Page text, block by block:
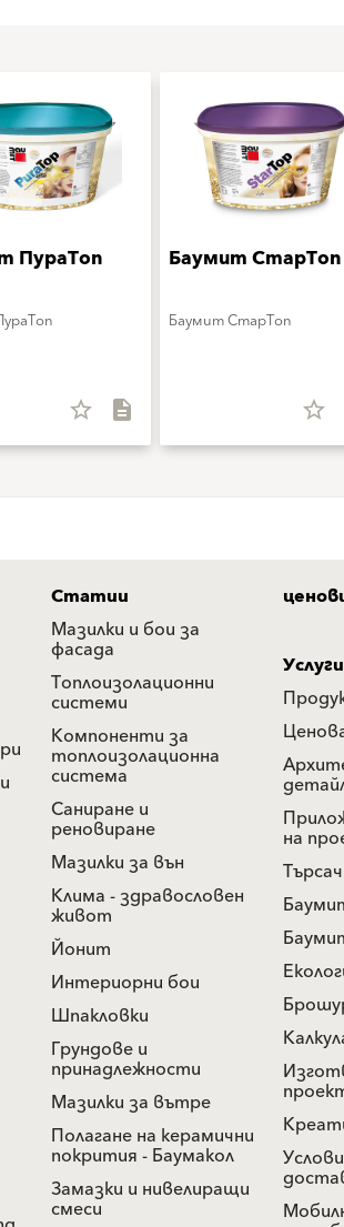
ПураТоп
star_border description
Баумит СтарТоп
Баумит СтарТоп
star_border
Статии
Мазилки и бои за
фасада
Топлоизолационни
системи
Компоненти за
топлоизолационна
система
Саниране и
реновиране
Мазилки за вън
Клима - здравословен
живот
Йонит
Интериорни бои
Шпакловки
Грундове и
принадлежности
Мазилки за вътре
Полагане на керамични
покрития - Баумакол
Замазки и нивелиращи
смеси
Услуги
на